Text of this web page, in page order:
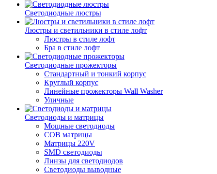
Светодиодные люстры
Люстры и светильники в стиле лофт
Люстры в стиле лофт
Бра в стиле лофт
Светодиодные прожекторы
Стандартный и тонкий корпус
Круглый корпус
Линейные прожекторы Wall Washer
Уличные
Светодиоды и матрицы
Мощные светодиоды
COB матрицы
Матрицы 220V
SMD светодиоды
Линзы для светодиодов
Светодиоды выводные